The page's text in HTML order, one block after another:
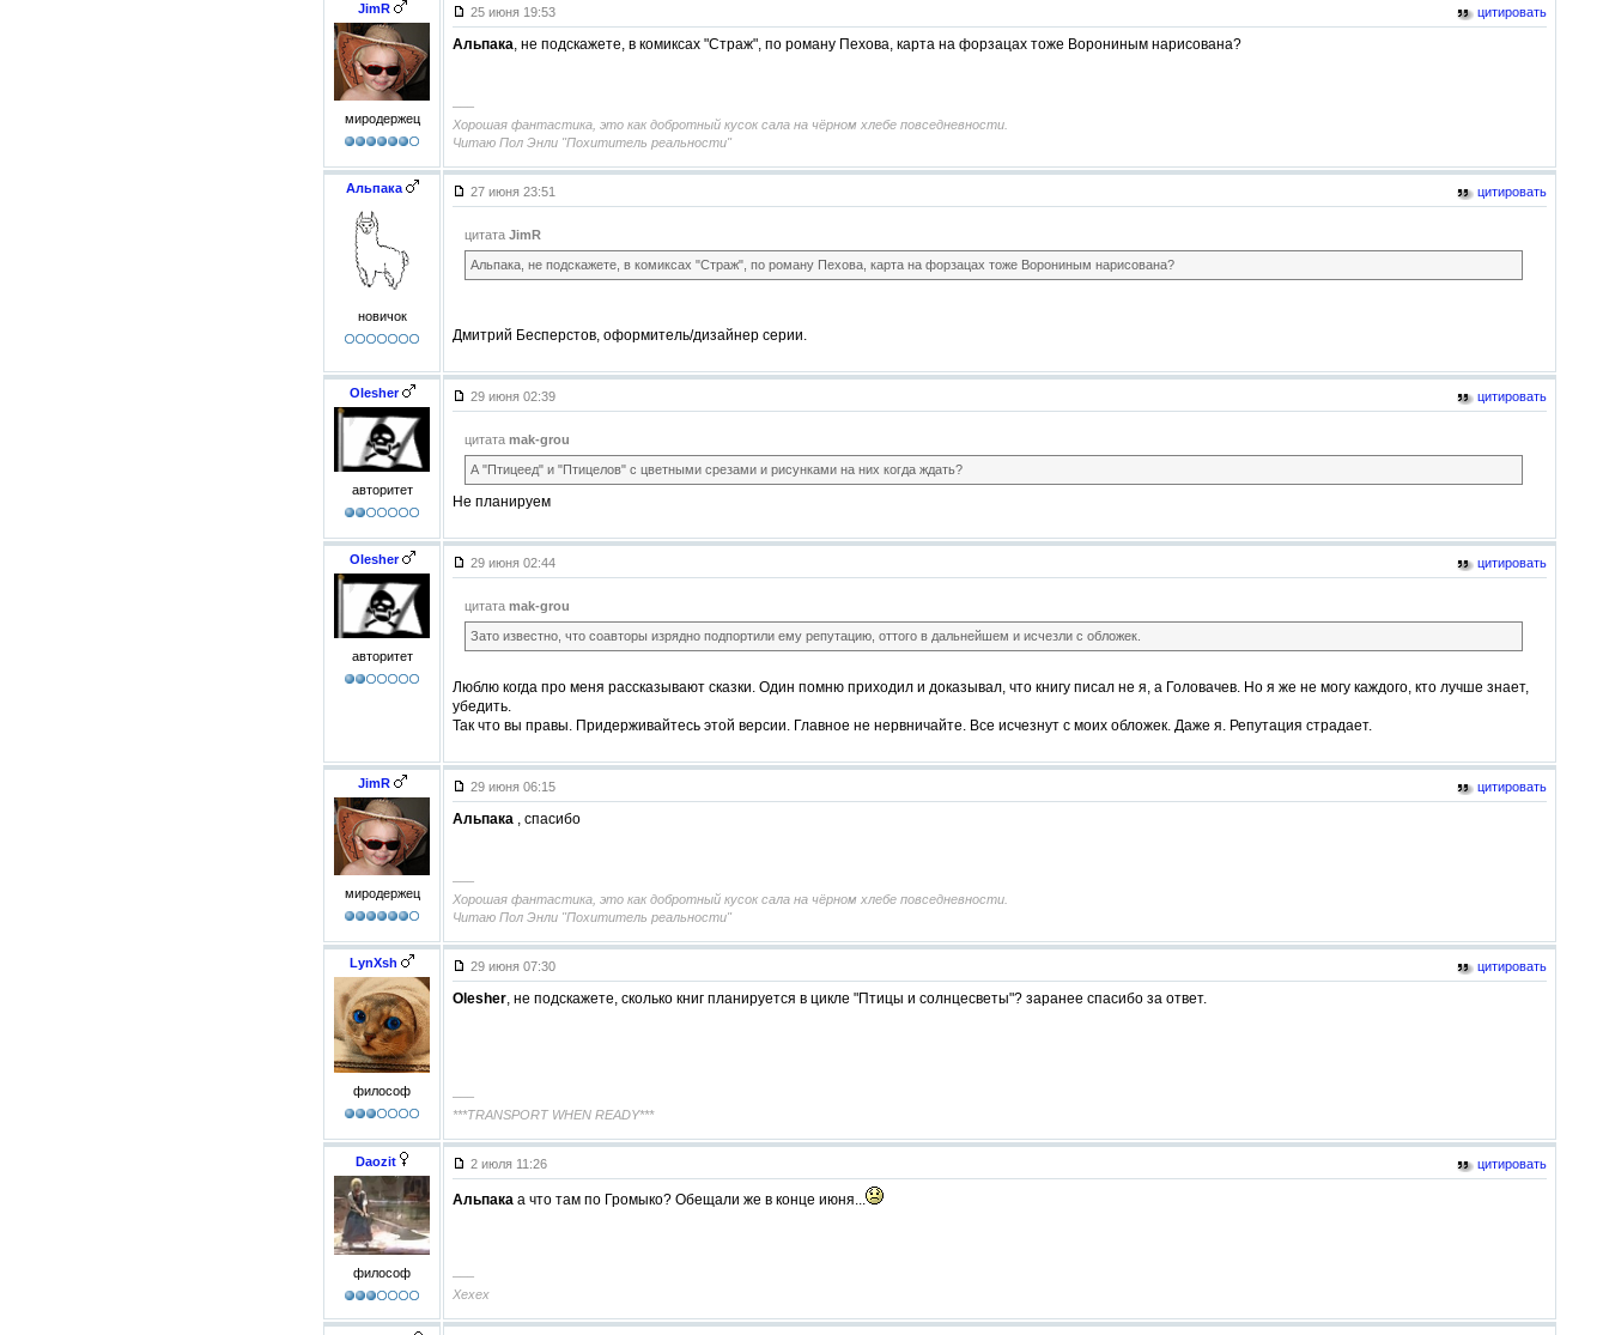
JimR
миродержец
25 июня 19:53 цитировать
Альпака, не подскажете, в комиксах "Страж", по роману Пехова, карта на форзацах тоже Ворониным нарисована?
–––
Хорошая фантастика, это как добротный кусок сала на чёрном хлебе повседневности.
Читаю Пол Энли "Похититель реальности"
Альпака
новичок
27 июня 23:51 цитировать
цитата JimR
Альпака, не подскажете, в комиксах "Страж", по роману Пехова, карта на форзацах тоже Ворониным нарисована?
Дмитрий Бесперстов, оформитель/дизайнер серии.
Olesher
авторитет
29 июня 02:39 цитировать
цитата mak-grou
А "Птицеед" и "Птицелов" с цветными срезами и рисунками на них когда ждать?
Не планируем
Olesher
авторитет
29 июня 02:44 цитировать
цитата mak-grou
Зато известно, что соавторы изрядно подпортили ему репутацию, оттого в дальнейшем и исчезли с обложек.
Люблю когда про меня рассказывают сказки. Один помню приходил и доказывал, что книгу писал не я, а Головачев. Но я же не могу каждого, кто лучше знает,
убедить.
Так что вы правы. Придерживайтесь этой версии. Главное не нервничайте. Все исчезнут с моих обложек. Даже я. Репутация страдает.
JimR
миродержец
29 июня 06:15 цитировать
Альпака , спасибо
–––
Хорошая фантастика, это как добротный кусок сала на чёрном хлебе повседневности.
Читаю Пол Энли "Похититель реальности"
LynXsh
философ
29 июня 07:30 цитировать
Olesher, не подскажете, сколько книг планируется в цикле "Птицы и солнцесветы"? заранее спасибо за ответ.
–––
***TRANSPORT WHEN READY***
Daozit
философ
2 июля 11:26 цитировать
Альпака а что там по Громыко? Обещали же в конце июня...
–––
Хехех